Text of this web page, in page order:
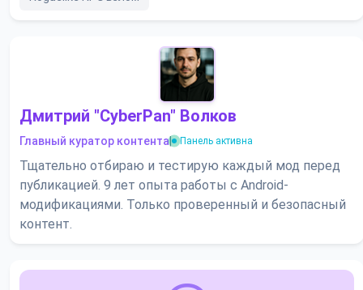
Дмитрий "CyberPan" Волков
Главный куратор контента| Панель активна
Тщательно отбираю и тестирую каждый мод перед
публикацией. 9 лет опыта работы с Android-
модификациями. Только проверенный и безопасный
контент.